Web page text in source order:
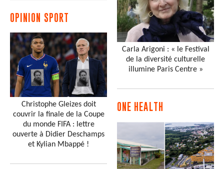
OPINION SPORT
Christophe Gleizes doit
couvrir la finale de la Coupe
du monde FIFA : lettre
ouverte à Didier Deschamps
et Kylian Mbappé !
Carla Arigoni : « le Festival
de la diversité culturelle
illumine Paris Centre »
ONE HEALTH